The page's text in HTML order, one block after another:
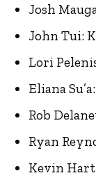
Josh
John Tui:
Lori
Eliana
Rob
Ryan
Kevin